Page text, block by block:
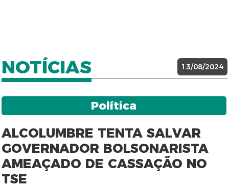
NOTÍCIAS 13/08/2024
Política
ALCOLUMBRE TENTA SALVAR
GOVERNADOR BOLSONARISTA
AMEAÇADO DE CASSAÇÃO NO
TSE